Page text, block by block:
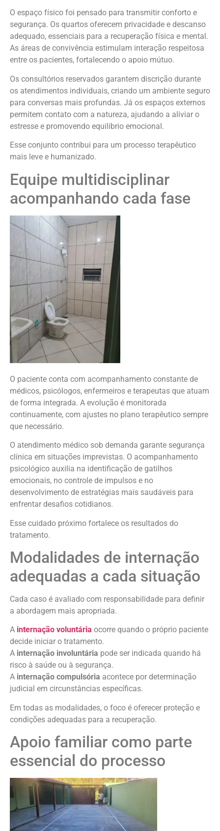
O espaço físico foi pensado para transmitir conforto e
segurança. Os quartos oferecem privacidade e descanso
adequado, essenciais para a recuperação física e mental.
As áreas de convivência estimulam interação respeitosa
entre os pacientes, fortalecendo o apoio mútuo.
Os consultórios reservados garantem discrição durante
os atendimentos individuais, criando um ambiente seguro
para conversas mais profundas. Já os espaços externos
permitem contato com a natureza, ajudando a aliviar o
estresse e promovendo equilíbrio emocional.
Esse conjunto contribui para um processo terapêutico
mais leve e humanizado.
Equipe multidisciplinar
acompanhando cada fase
O paciente conta com acompanhamento constante de
médicos, psicólogos, enfermeiros e terapeutas que atuam
de forma integrada. A evolução é monitorada
continuamente, com ajustes no plano terapêutico sempre
que necessário.
O atendimento médico sob demanda garante segurança
clínica em situações imprevistas. O acompanhamento
psicológico auxilia na identificação de gatilhos
emocionais, no controle de impulsos e no
desenvolvimento de estratégias mais saudáveis para
enfrentar desafios cotidianos.
Esse cuidado próximo fortalece os resultados do
tratamento.
Modalidades de internação
adequadas a cada situação
Cada caso é avaliado com responsabilidade para definir
a abordagem mais apropriada.
A internação voluntária ocorre quando o próprio paciente
decide iniciar o tratamento.
A internação involuntária pode ser indicada quando há
risco à saúde ou à segurança.
A internação compulsória acontece por determinação
judicial em circunstâncias específicas.
Em todas as modalidades, o foco é oferecer proteção e
condições adequadas para a recuperação.
Apoio familiar como parte
essencial do processo